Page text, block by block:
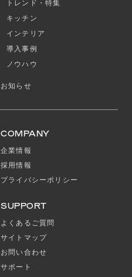
トレンド・特集
キッチン
インテリア
導入事例
ノウハウ
お知らせ
COMPANY
企業情報
採用情報
プライバシーポリシー
SUPPORT
よくあるご質問
サイトマップ
お問い合わせ
サポート